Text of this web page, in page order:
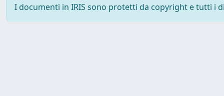
I documenti in IRIS sono protetti da copyright e tutti i